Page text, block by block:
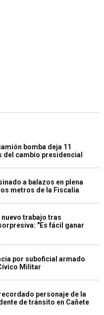
bomba deja 11
del cambio presidencial
a balazos en plena
metros de la Fiscalía
nuevo trabajo tras
"Es fácil ganar
por suboficial armado
Militar
personaje de la
de tránsito en Cañete